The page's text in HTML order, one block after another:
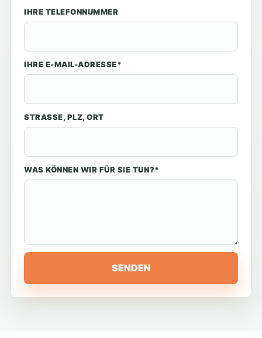
IHRE TELEFONNUMMER
IHRE E-MAIL-ADRESSE*
STRASSE, PLZ, ORT
WAS KÖNNEN WIR FÜR SIE TUN?*
SENDEN